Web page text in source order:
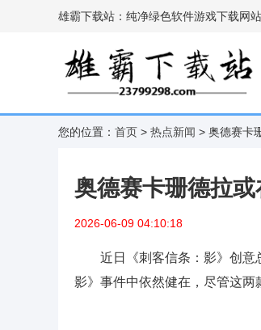
雄霸下载站：纯净绿色软件游戏下载网站
您的位置： 首页 > 热点新闻 > 奥德赛卡
奥德赛卡珊德拉
2026-06-09 04:10:18
近日《刺客信条：影》创意
影》事件中依然健在，尽管这两